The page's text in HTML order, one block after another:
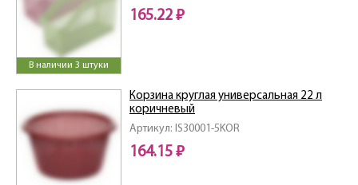
В наличии 3 штуки
165.22 ₽
Артикул: IS30001-5KOR
Корзина круглая универсальная 22 л
коричневый
164.15 ₽